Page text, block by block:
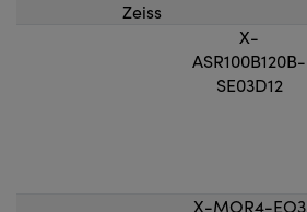
Zeiss
X-
ASR100B120B-
SE03D12
X-MOR4-EO3